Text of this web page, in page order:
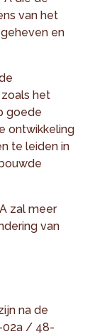
van het
en
het
goede
ontwikkeling
te leiden in
zal meer
van
na de
02a / 48-